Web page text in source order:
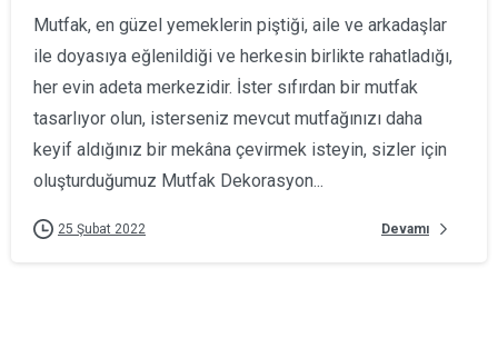
Mutfak, en güzel yemeklerin piştiği, aile ve arkadaşlar
ile doyasıya eğlenildiği ve herkesin birlikte rahatladığı,
her evin adeta merkezidir. İster sıfırdan bir mutfak
tasarlıyor olun, isterseniz mevcut mutfağınızı daha
keyif aldığınız bir mekâna çevirmek isteyin, sizler için
oluşturduğumuz Mutfak Dekorasyon...
25 Şubat 2022 Devamı